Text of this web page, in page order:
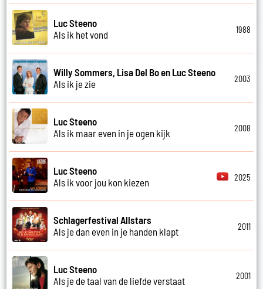
Luc Steeno
Als ik het vond
1988
Willy Sommers, Lisa Del Bo en Luc Steeno
Als ik je zie
2003
Luc Steeno
Als ik maar even in je ogen kijk
2008
Luc Steeno
Als ik voor jou kon kiezen
2025
Schlagerfestival Allstars
Als je dan even in je handen klapt
2011
Luc Steeno
Als je de taal van de liefde verstaat
2001